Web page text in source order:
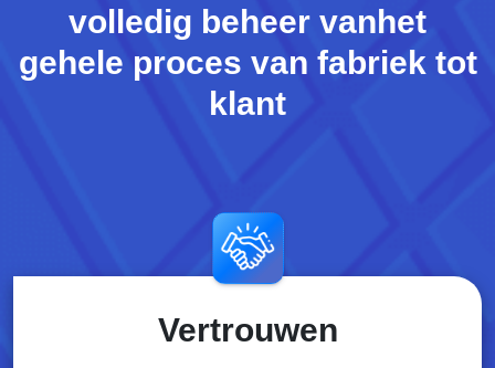
volledig beheer vanhet
gehele proces van fabriek tot
klant
Vertrouwen